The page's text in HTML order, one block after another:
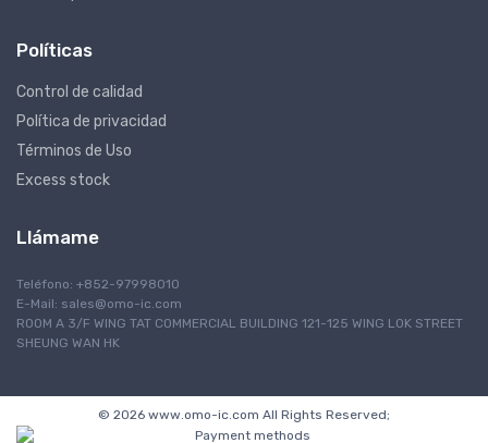
Políticas
Control de calidad
Política de privacidad
Términos de Uso
Excess stock
Llámame
Teléfono: +852-97998010
E-Mail: sales@omo-ic.com
ROOM A 3/F WING TAT COMMERCIAL BUILDING 121-125 WING LOK STREET
SHEUNG WAN HK
© 2026 www.omo-ic.com All Rights Reserved;